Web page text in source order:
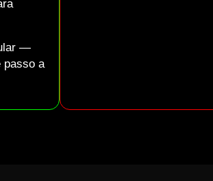
—
passo a